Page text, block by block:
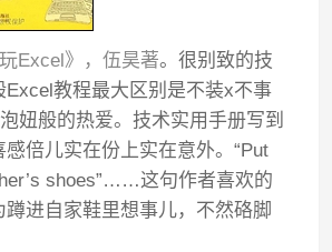
Excel》，伍昊著。很别致的技
Excel教程最大区别是不装x不事
妞般的热爱。技术实用手册写到
倍儿实在份上实在意外。“Put
shoes”……这句作者喜欢的
蹲进自家鞋里想事儿，不然硌脚